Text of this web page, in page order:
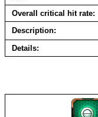
Overall critical hit rate
Description
Details